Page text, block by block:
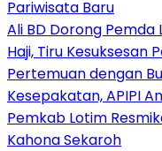
Pariwisata Baru
Ali BD Dorong Pemda
Haji, Tiru Kesuksesan
Pertemuan dengan
Kesepakatan, APIPI
Pemkab Lotim
Kahona Sekaroh